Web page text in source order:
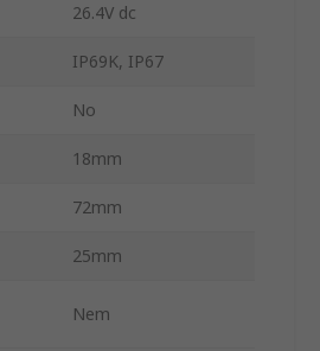
26.4V dc
IP69K, IP67
No
18mm
72mm
25mm
Nem